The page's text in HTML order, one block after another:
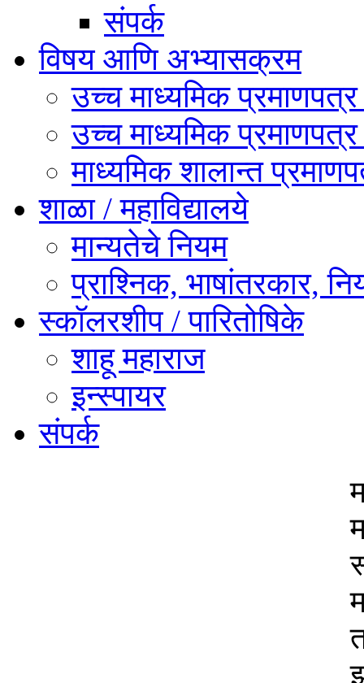
संपर्क
विषय आणि अभ्यासक्रम
उच्च माध्यमिक
उच्च माध्यमिक
माध्यमिक शालान्त
शाळा / महाविद्यालये
मान्यतेचे नियम
प्राश्निक, भाषांतरकार,
स्कॉलरशीप / पारितोषिके
शाहू महाराज
इन्स्पायर
संपर्क